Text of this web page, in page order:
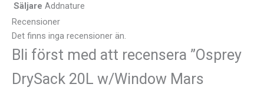
Säljare Addnature
Recensioner
Det finns inga recensioner än.
Bli först med att recensera ”Osprey
DrySack 20L w/Window Mars